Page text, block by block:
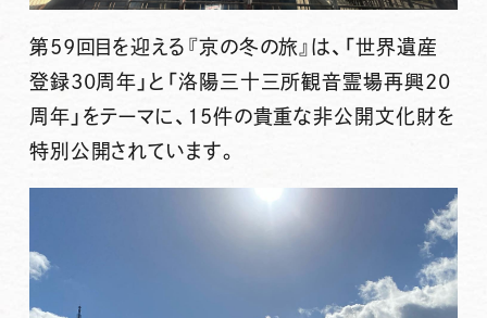
第59回目を迎える『京の冬の旅』は、 「世界遺産
登録30周年」 と 「洛陽三十三所観音霊場再興20
周年」 をテーマに、15件の貴重な非公開文化財を
特別公開されています。